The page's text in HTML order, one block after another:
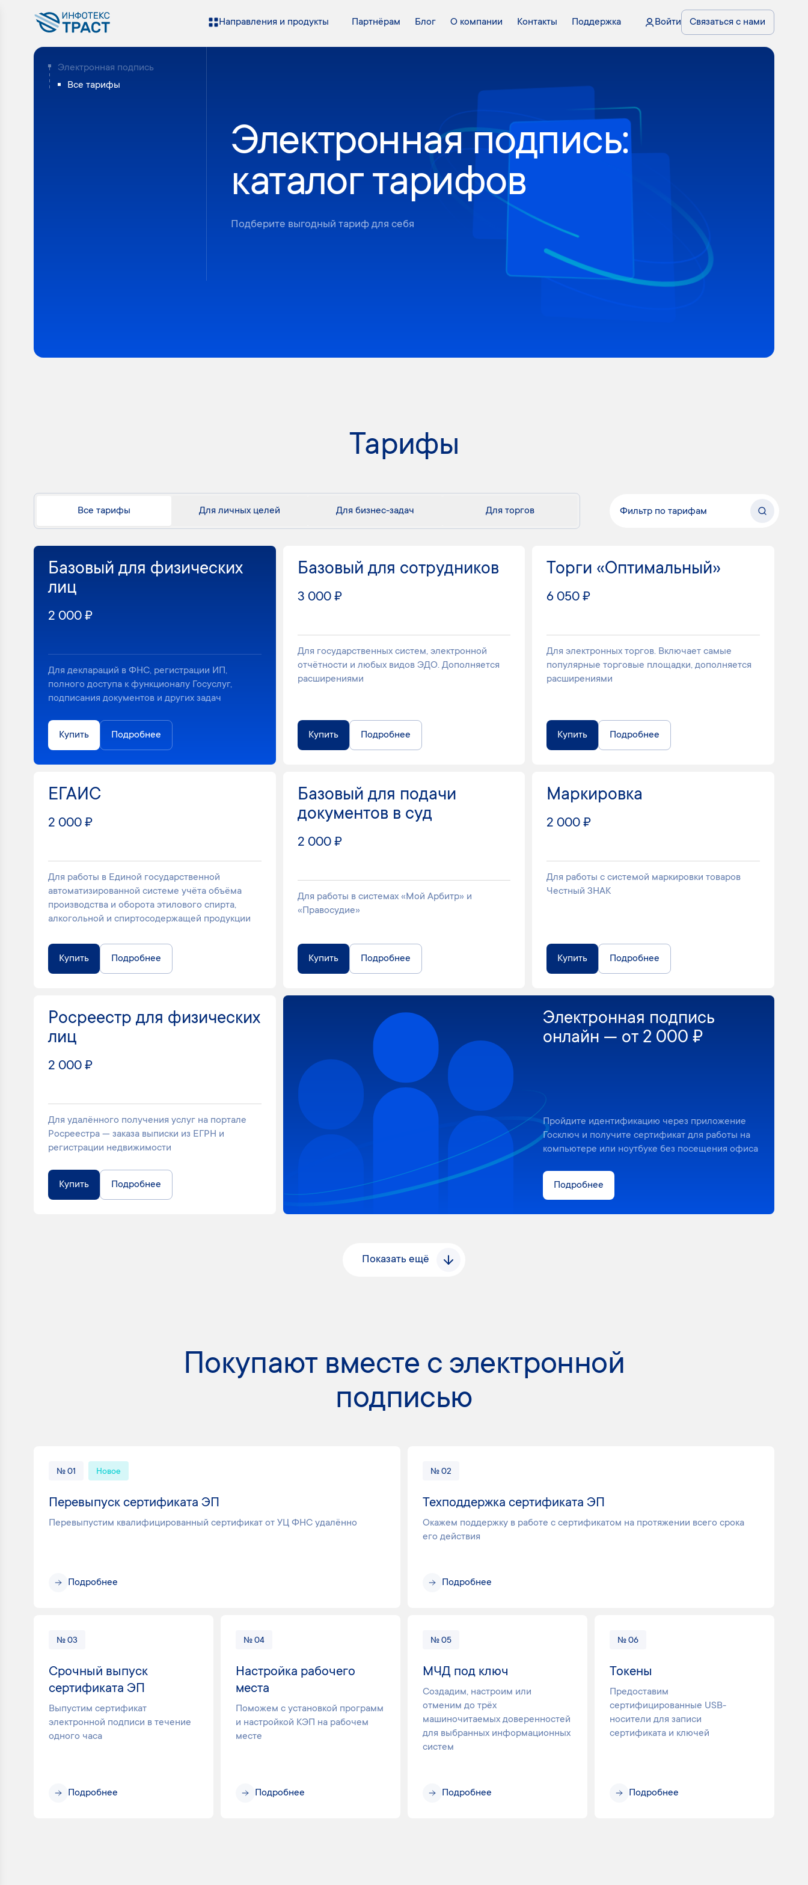
Направления и продукты Партнёрам Блог О компании Контакты Поддержка Войти Связаться с нами
Электронная подпись
Все тарифы
Электронная подпись:
каталог тарифов
Подберите выгодный тариф для себя
Тарифы
Все тарифы Для личных целей Для бизнес-задач Для торгов
Базовый для физических
лиц
2 000 ₽
Для деклараций в ФНС, регистрации ИП,
полного доступа к функционалу Госуслуг,
подписания документов и других задач
Купить Подробнее
Базовый для сотрудников
3 000 ₽
Для государственных систем, электронной
отчётности и любых видов ЭДО. Дополняется
расширениями
Купить Подробнее
Торги «Оптимальный»
6 050 ₽
Для электронных торгов. Включает самые
популярные торговые площадки, дополняется
расширениями
Купить Подробнее
ЕГАИС
2 000 ₽
Для работы в Единой государственной
автоматизированной системе учёта объёма
производства и оборота этилового спирта,
алкогольной и спиртосодержащей продукции
Купить Подробнее
Базовый для подачи
документов в суд
2 000 ₽
Для работы в системах «Мой Арбитр» и
«Правосудие»
Купить Подробнее
Маркировка
2 000 ₽
Для работы с системой маркировки товаров
Честный ЗНАК
Купить Подробнее
Росреестр для физических
лиц
2 000 ₽
Для удалённого получения услуг на портале
Росреестра — заказа выписки из ЕГРН и
регистрации недвижимости
Купить Подробнее
Электронная подпись
онлайн — от 2 000 ₽
Пройдите идентификацию через приложение
Госключ и получите сертификат для работы на
компьютере или ноутбуке без посещения офиса
Подробнее
Показать ещё
Покупают вместе с электронной
подписью
№ 01 Новое
Перевыпуск сертификата ЭП
Перевыпустим квалифицированный сертификат от УЦ ФНС удалённо
Подробнее
№ 02
Техподдержка сертификата ЭП
Окажем поддержку в работе с сертификатом на протяжении всего срока
его действия
Подробнее
№ 03
Срочный выпуск
сертификата ЭП
Выпустим сертификат
электронной подписи в течение
одного часа
Подробнее
№ 04
Настройка рабочего
места
Поможем с установкой программ
и настройкой КЭП на рабочем
месте
Подробнее
№ 05
МЧД под ключ
Создадим, настроим или
отменим до трёх
машиночитаемых доверенностей
для выбранных информационных
систем
Подробнее
№ 06
Токены
Предоставим
сертифицированные USB-
носители для записи
сертификата и ключей
Подробнее